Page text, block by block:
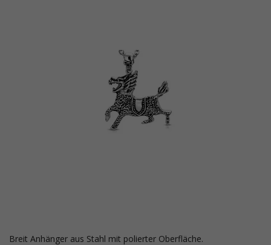
Breit Anhänger aus Stahl mit polierter Oberfläche.